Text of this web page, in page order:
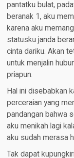
pantatku bulat,
beranak 1, aku
karena aku
statusku janda
cinta dariku. Akan
untuk menjalin
priapun.
Hal ini disebabkan
perceraian yang
pandangan bahwa
aku menikah lagi
aku sudah merasa
Tak dapat